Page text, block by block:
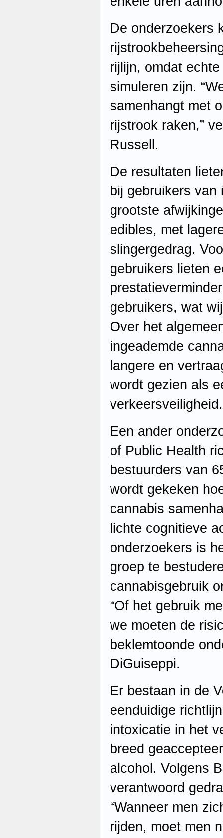
De onderzoekers
rijlijn, omdat
simuleren zijn.
samenhangt met
rijstrook raken,”
Russell.
De resultaten
bij gebruikers van
grootste
edibles, met
slingergedrag.
gebruikers lieten
gebruikers, wat
Over het
ingeademde
langere en
wordt gezien als
verkeersveiligheid.
Een ander
of Public Health
bestuurders van
wordt gekeken
cannabis
lichte cognitieve
onderzoekers is
groep te
cannabisgebruik
“Of het gebruik
we moeten de
beklemtoonde
DiGuiseppi.
Er bestaan in de
eenduidige
intoxicatie in het
breed
alcohol. Volgens
verantwoord
“Wanneer men
rijden, moet men